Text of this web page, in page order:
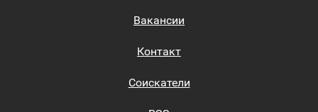
Вакансии
Контакт
Соискатели